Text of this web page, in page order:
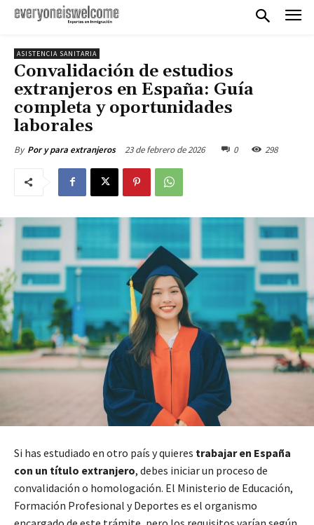
ASISTENCIA SANITARIA
Convalidación de estudios
extranjeros en España: Guía
completa y oportunidades
laborales
By Por y para extranjeros 23 de febrero de 2026 0 298
Si has estudiado en otro país y quieres trabajar en España
con un título extranjero, debes iniciar un proceso de
convalidación o homologación. El Ministerio de Educación,
Formación Profesional y Deportes es el organismo